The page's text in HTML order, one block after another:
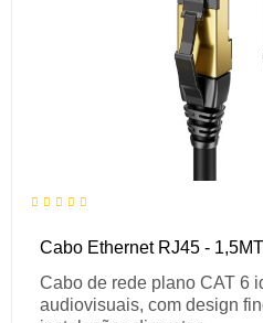
Cabo Ethernet RJ45 - 1,5MT
Cabo de rede plano CAT 6
audiovisuais, com design